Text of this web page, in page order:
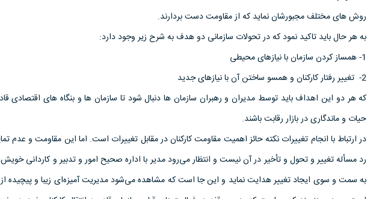
روش های مختلف مجبورشان نماید که از مقاومت دست بردارند.
به هر حال باید تاکید نمود که در تحولات سازمانی دو هدف به شرح زیر وجود دارد:
1- همساز کردن سازمان با نیازهای محیطی
2- تغییر رفتار کارکنان و همسو ساختن آن با نیازهای جدید
که هر دو این اهداف باید توسط مدیران و رهبران سازمان ها دنبال شود تا سازمان ها و بنگاه های اقتصادی
حیات و ماندگاری در بازار رقابت باشند.
در ارتباط با انجام تغییرات نکته حائز اهمیت مقاومت کارکنان در مقابل تغییرات است. اما این مقاومت و عدم
رد مسأله تغییر و تحول و تأخیر در آن نیست و انتظار می‌رود مدیر با اداره صحیح امور و تدبیر و کاردانی خویش،
به سمت و سوی ایجاد تغییر هدایت نماید و این جا است که مشاهده می‌شود مدیریت آمیزه‌ای زیبا و پیچیده